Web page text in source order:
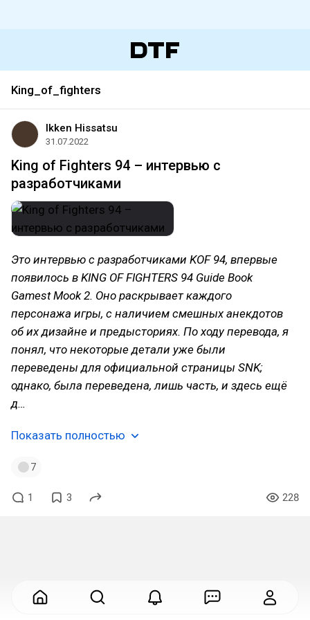
King_of_fighters
Ikken Hissatsu
31.07.2022
King of Fighters 94 – интервью с
разработчиками
Это интервью с разработчиками KOF 94, впервые
появилось в KING OF FIGHTERS 94 Guide Book
Gamest Mook 2. Оно раскрывает каждого
персонажа игры, с наличием смешных анекдотов
об их дизайне и предысториях. По ходу перевода, я
понял, что некоторые детали уже были
переведены для официальной страницы SNK;
однако, была переведена, лишь часть, и здесь ещё
д…
Показать полностью
7
1 3 228